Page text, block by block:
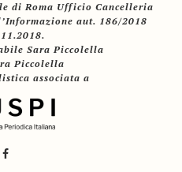
di Roma Ufficio Cancelleria
aut. 186/2018
Sara Piccolella
Piccolella
associata a